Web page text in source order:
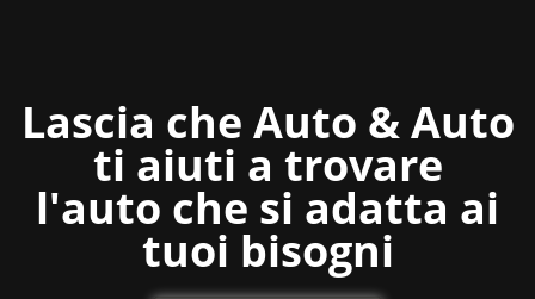
Lascia che Auto & Auto
ti aiuti a trovare
l'auto che si adatta ai
tuoi bisogni